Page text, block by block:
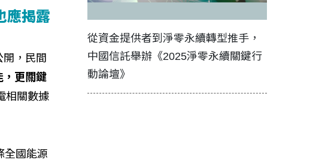
應揭露
，民間
，更關鍵
相關數據
全國能源
故事
從資金提供者到淨零永續轉型推手，
中國信託舉辦《2025淨零永續關鍵行
動論壇》